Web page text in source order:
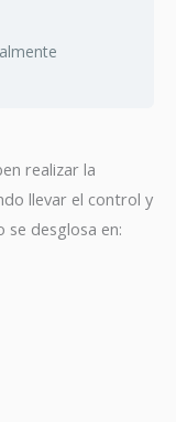
realizar la
llevar el control y
se desglosa en: